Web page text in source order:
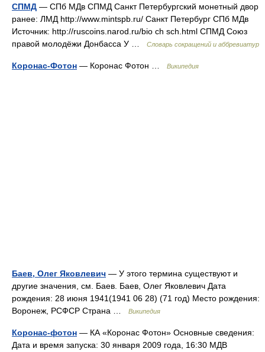
СПМД — СПб МДв СПМД Санкт Петербургский монетный двор
ранее: ЛМД http://www.mintspb.ru/​ Санкт Петербург СПб МДв
Источник: http://ruscoins.narod.ru/bio ch sch.html СПМД Союз
правой молодёжи Донбасса У …
Словарь сокращений и аббревиатур
Коронас-Фотон — Коронас Фотон … Википедия
Баев, Олег Яковлевич — У этого термина существуют и
другие значения, см. Баев. Баев, Олег Яковлевич Дата
рождения: 28 июня 1941(1941 06 28) (71 год) Место рождения:
Воронеж, РСФСР Страна …
Википедия
Коронас-фотон — КА «Коронас Фотон» Основные сведения:
Дата и время запуска: 30 января 2009 года, 16:30 МДВ